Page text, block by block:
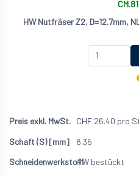
HW Nutfräser Z2, D=12.7mm,
CHF 26.40 pro
6.35
HW bestückt